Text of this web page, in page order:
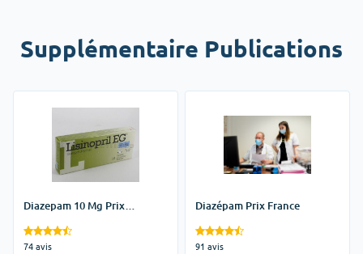
Supplémentaire Publications
Diazepam 10 Mg Prix
74 avis
Diazépam Prix France
91 avis